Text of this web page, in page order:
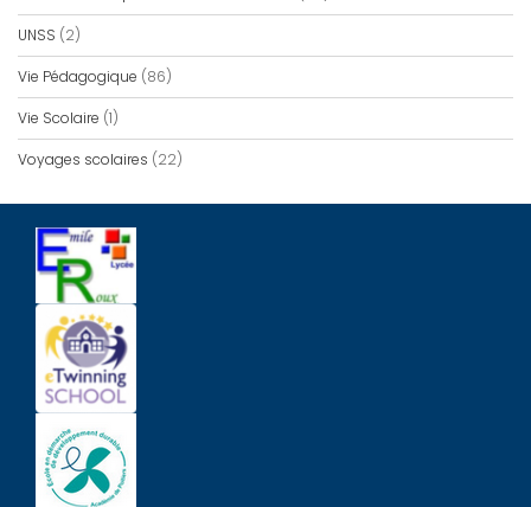
UNSS (2)
Vie Pédagogique (86)
Vie Scolaire (1)
Voyages scolaires (22)